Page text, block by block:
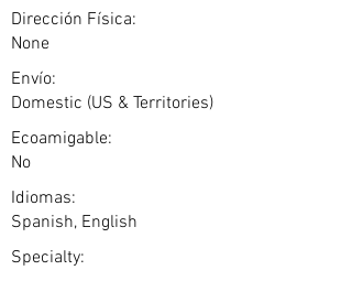
Dirección Física:
None
Envío:
Domestic (US & Territories)
Ecoamigable:
No
Idiomas:
Spanish, English
Specialty: